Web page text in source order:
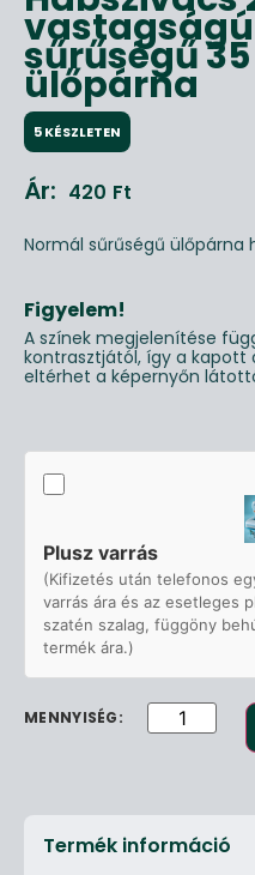
sűrűségű
ülőpárna
5 KÉSZLETEN
Ár: 420 Ft
Normál sűrűségű ülőpárna
Figyelem!
A színek megjelenítése
kontrasztjától, így a kapott
eltérhet a képernyőn
Plusz varrás
(Kifizetés után telefonos
varrás ára és az esetleges
szatén szalag, függöny
termék ára.)
Termék információ